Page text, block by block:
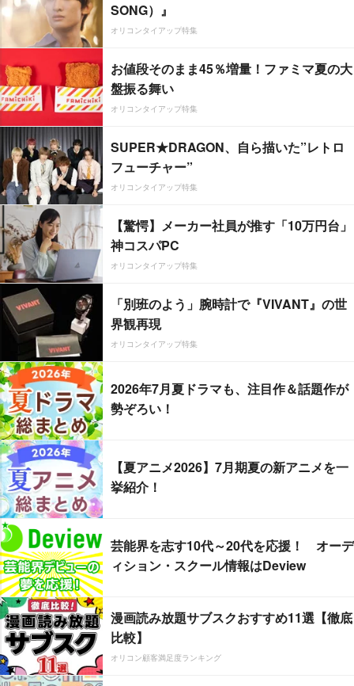
SONG）』
オリコンタイアップ特集
お値段そのまま45％増量！ファミマ夏の大
盤振る舞い
オリコンタイアップ特集
SUPER★DRAGON、自ら描いた”レトロ
フューチャー”
オリコンタイアップ特集
【驚愕】メーカー社員が推す「10万円台」
神コスパPC
オリコンタイアップ特集
「別班のよう」腕時計で『VIVANT』の世
界観再現
オリコンタイアップ特集
2026年7月夏ドラマも、注目作＆話題作が
勢ぞろい！
【夏アニメ2026】7月期夏の新アニメを一
挙紹介！
芸能界を志す10代～20代を応援！ オーデ
ィション・スクール情報はDeview
漫画読み放題サブスクおすすめ11選【徹底
比較】
オリコン顧客満足度ランキング